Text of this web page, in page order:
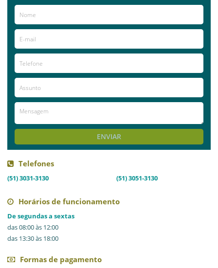
estão:lâmpadas,cabos,contatores,disjuntores,
fusíveis
Eletricanoas trabalha com visitas técnicas a clientes,
entre em contato pelo ligue grátis e solicite.
Já visitou este local?aproveite e deixe sua avaliação!
Avaliações
ENVIAR
Telefones
(51) 3031-3130 (51) 3051-3130
Horários de funcionamento
De segundas a sextas
das 08:00 às 12:00
das 13:30 às 18:00
Formas de pagamento